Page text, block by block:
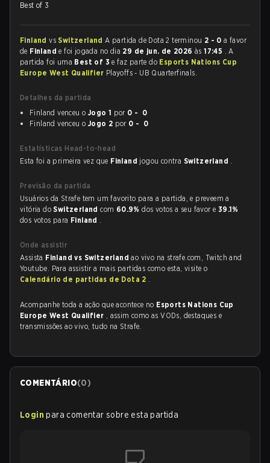
Best of 3
Finlandvs SwitzerlandA partida de Dota 2 terminou 2 - 0 a favor
de Finlande foi jogada no dia 29 de jun. de 2026às17:45 . A
partida foi uma Best of 3e faz parte do Esports Nations Cup
Europe West Qualifier Playoffs - UB Quarterfinals.
Detalhes da partida
Finland venceu o Jogo 1 por 0 - 0
Finland venceu o Jogo 2 por 0 - 0
Estatísticas Head-to-head
Esta foi a primeira vez que Finland jogou contra Switzerland .
Previsão da partida
Usuários da Strafe tem um favorito para a partida, e preveem a
vitória doSwitzerlandcom 60.9%dos votos a seu favor e 39.1%
dos votos para Finland .
Onde assistir
Assista Finland vs Switzerlandao vivo na strafe.com, Twitch and
Youtube. Para assistir a mais partidas como esta, visite o
Calendário de partidas de Dota 2 .
Acompanhe toda a ação que acontece no Esports Nations Cup
Europe West Qualifier , assim como as VODs, destaques e
transmissões ao vivo, tudo na Strafe.
COMENTÁRIO(0)
Login para comentar sobre esta partida